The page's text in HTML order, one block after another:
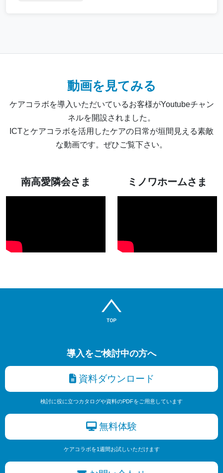
動画を見てみる
ケアコラボを導入いただいているお客様がYoutubeチャン
ネルを開設されました。
ICTとケアコラボを活用したケアの日常が垣間見える素敵
な動画です。ぜひご覧下さい。
南高愛隣会さま ミノワホームさま
導入をご検討中の方へ
資料ダウンロード
検討に役に立つカタログや資料のPDFをご用意しています
無料体験
ケアコラボを1週間お試しいただけます